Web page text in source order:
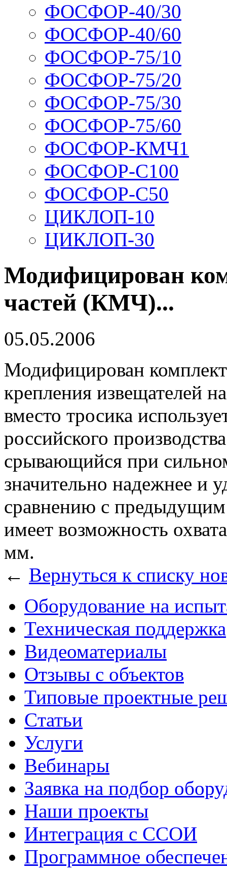
ФОСФОР-40/30
ФОСФОР-40/60
ФОСФОР-75/10
ФОСФОР-75/20
ФОСФОР-75/30
ФОСФОР-75/60
ФОСФОР-КМЧ1
ФОСФОР-С100
ФОСФОР-С50
ЦИКЛОП-10
ЦИКЛОП-30
Модифицирован
частей (КМЧ)...
05.05.2006
Модифицирован
крепления извещателей
вместо тросика
российского
срывающийся при
значительно надежнее и
сравнению с
имеет возможность
мм.
← Вернуться к списку
Оборудование на
Техническая поддержка
Видеоматериалы
Отзывы с объектов
Типовые проектные
Cтатьи
Услуги
Вебинары
Заявка на подбор
Наши проекты
Интеграция с ССОИ
Программное